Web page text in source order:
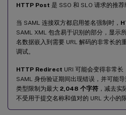
HTTP Post 是 SSO 和 SLO 请求的推
当 SAML 连接双方都启用签名强制时，
SAML XML 包含易于识别的部分，显示
名数据嵌入到需要 URL 解码的非常长的
调试。
HTTP Redirect URI 可能会变得非常
SAML 身份验证期间出现错误，并可能
类型限制为最大 2,048 个字符 ，减去实
不受用于提交名称和值对的 URL 大小的限